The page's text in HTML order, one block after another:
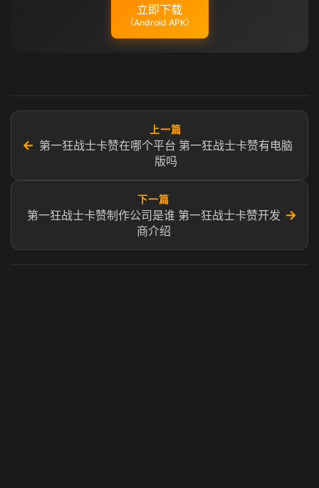
立即下载
（Android APK）
←
上一篇
第一狂战士卡赞在哪个平台 第一狂战士卡赞有电脑
版吗
下一篇
第一狂战士卡赞制作公司是谁 第一狂战士卡赞开发
商介绍
→